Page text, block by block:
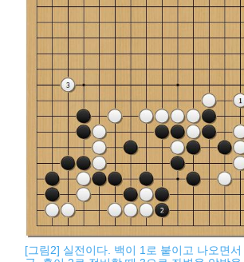
[그림2] 실전이다. 백이 1로 붙이고 나오면